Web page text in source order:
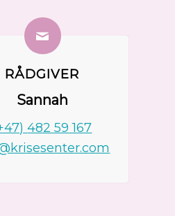
RÅDGIVER
Sannah
482 59 167